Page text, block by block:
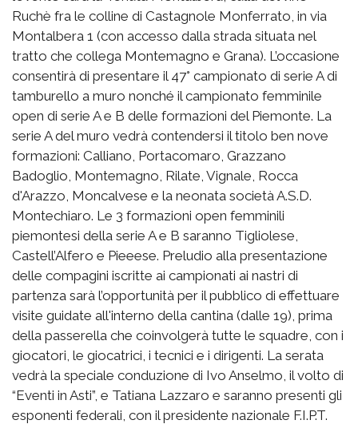
Ruchè fra le colline di Castagnole Monferrato, in via
Montalbera 1 (con accesso dalla strada situata nel
tratto che collega Montemagno e Grana). L’occasione
consentirà di presentare il 47° campionato di serie A di
tamburello a muro nonché il campionato femminile
open di serie A e B delle formazioni del Piemonte. La
serie A del muro vedrà contendersi il titolo ben nove
formazioni: Calliano, Portacomaro, Grazzano
Badoglio, Montemagno, Rilate, Vignale, Rocca
d'Arazzo, Moncalvese e la neonata società A.S.D.
Montechiaro. Le 3 formazioni open femminili
piemontesi della serie A e B saranno Tigliolese,
Castell’Alfero e Pieeese. Preludio alla presentazione
delle compagini iscritte ai campionati ai nastri di
partenza sarà l’opportunità per il pubblico di effettuare
visite guidate all'interno della cantina (dalle 19), prima
della passerella che coinvolgerà tutte le squadre, con i
giocatori, le giocatrici, i tecnici e i dirigenti. La serata
vedrà la speciale conduzione di Ivo Anselmo, il volto di
“Eventi in Asti”, e Tatiana Lazzaro e saranno presenti gli
esponenti federali, con il presidente nazionale F.I.P.T.